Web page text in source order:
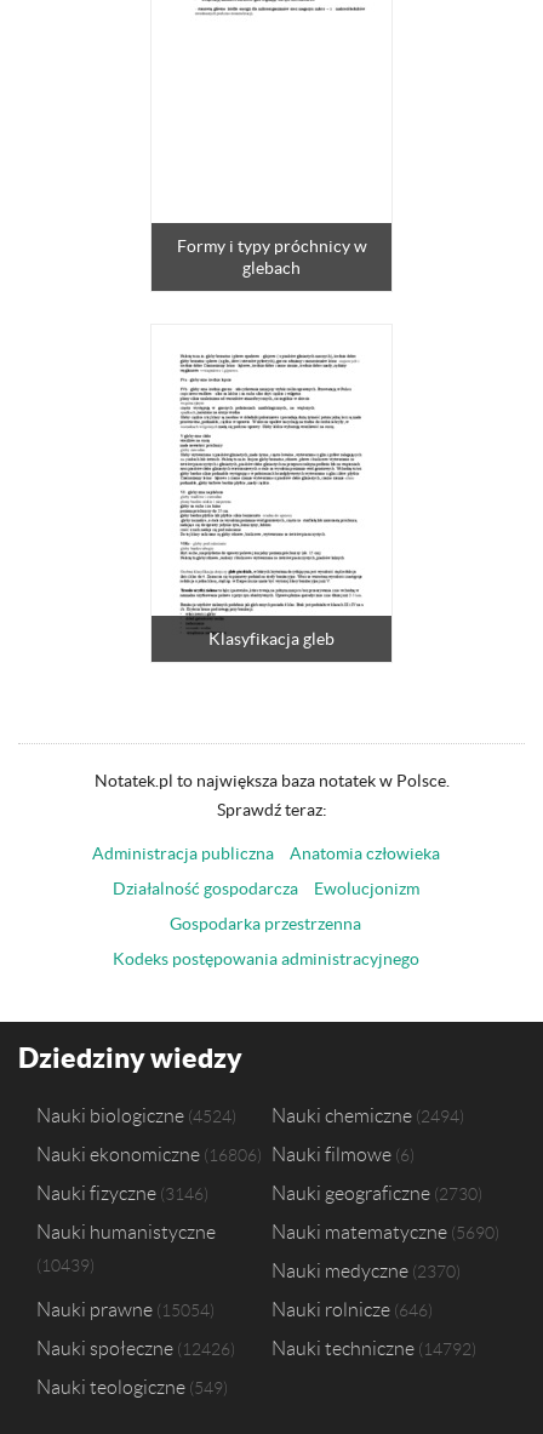
Formy i typy próchnicy w
glebach
Klasyfikacja gleb
Notatek.pl to największa baza notatek w Polsce.
Sprawdź teraz:
Administracja publiczna
Anatomia człowieka
Działalność gospodarcza
Ewolucjonizm
Gospodarka przestrzenna
Kodeks postępowania administracyjnego
Dziedziny wiedzy
Nauki biologiczne 4524 Nauki chemiczne 2494
Nauki ekonomiczne 16806 Nauki filmowe 6
Nauki fizyczne 3146 Nauki geograficzne 2730
Nauki humanistyczne
10439
Nauki matematyczne 5690
Nauki medyczne 2370
Nauki prawne 15054 Nauki rolnicze 646
Nauki społeczne 12426 Nauki techniczne 14792
Nauki teologiczne 549